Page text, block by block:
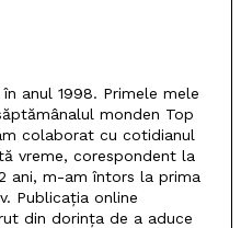
anul 1998. Primele mele
monden Top
colaborat cu cotidianul
vreme, corespondent la
ani, m-am întors la prima
Publicația online
din dorința de a aduce